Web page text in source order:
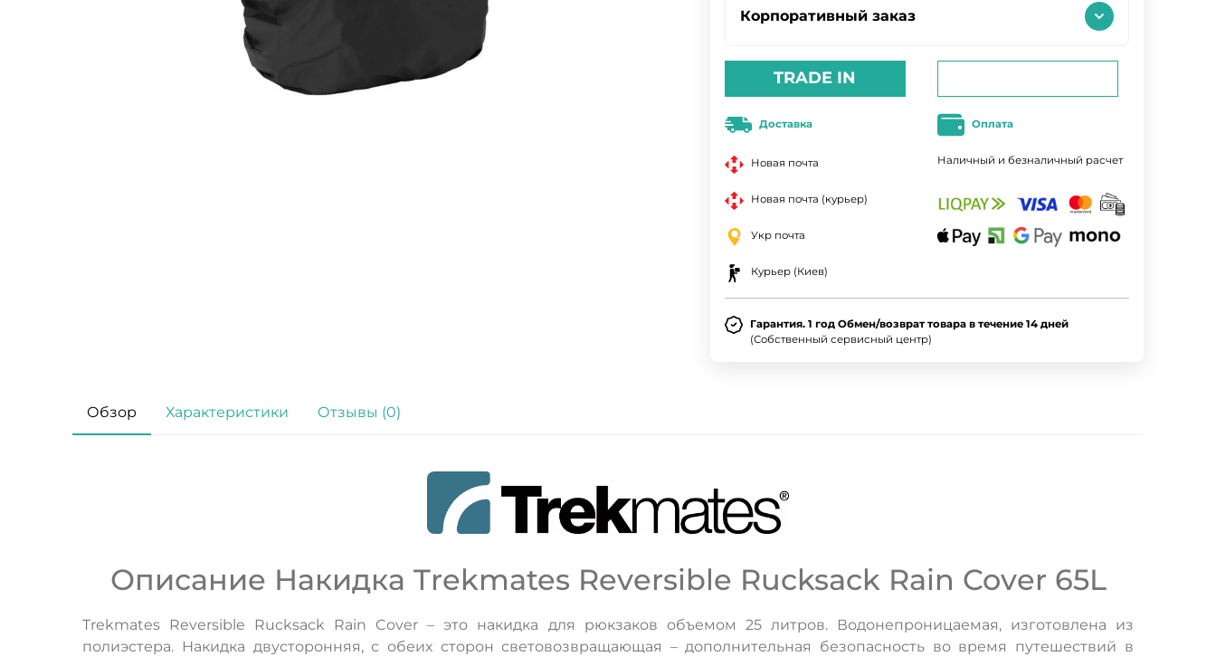
Корпоративный заказ
TRADE IN
Доставка
Новая почта
Новая почта (курьер)
Укр почта
Курьер (Киев)
Оплата
Наличный и безналичный расчет
Гарантия. 1 год Обмен/возврат товара в течение 14 дней
(Собственный сервисный центр)
Обзор Характеристики Отзывы (0)
Описание Накидка Trekmates Reversible Rucksack Rain Cover 65L
Trekmates Reversible Rucksack Rain Cover – это накидка для рюкзаков объемом 25 литров. Водонепроницаемая, изготовлена из
полиэстера. Накидка двусторонняя, с обеих сторон световозвращающая – дополнительная безопасность во время путешествий в